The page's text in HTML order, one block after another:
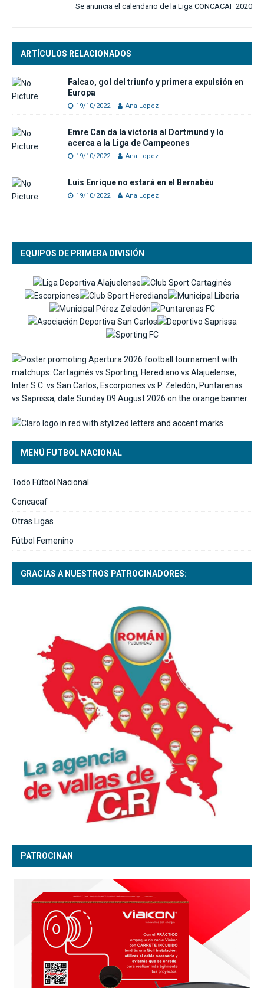
Se anuncia el calendario de la Liga CONCACAF 2020
ARTÍCULOS RELACIONADOS
Falcao, gol del triunfo y primera expulsión en
Europa
19/10/2022 Ana Lopez
Emre Can da la victoria al Dortmund y lo
acerca a la Liga de Campeones
19/10/2022 Ana Lopez
Luis Enrique no estará en el Bernabéu
19/10/2022 Ana Lopez
EQUIPOS DE PRIMERA DIVISIÓN
MENÚ FUTBOL NACIONAL
Todo Fútbol Nacional
Concacaf
Otras Ligas
Fútbol Femenino
GRACIAS A NUESTROS PATROCINADORES:
PATROCINAN